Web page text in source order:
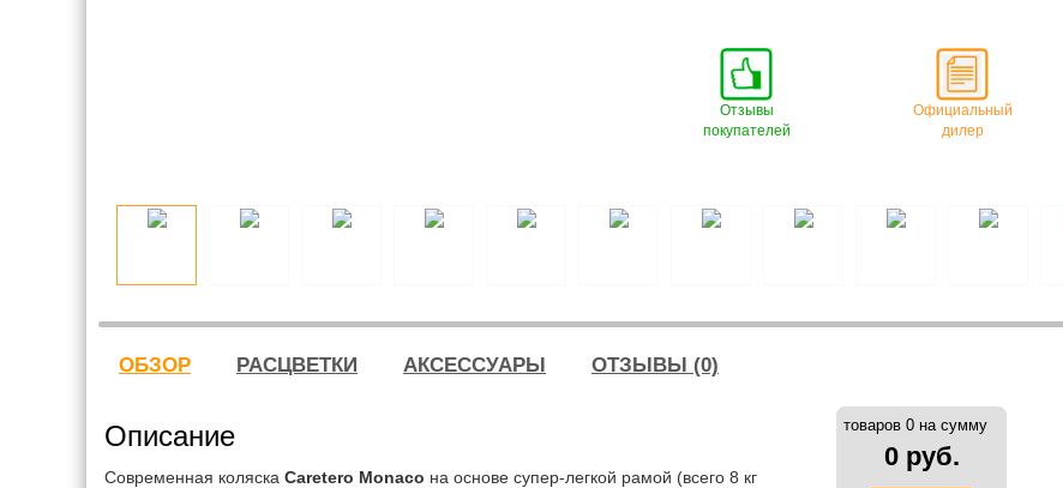
Отзывы
покупателей
Официальный
дилер
ОБЗОР РАСЦВЕТКИ АКСЕССУАРЫ ОТЗЫВЫ (0)
Описание
Современная коляска Caretero Monaco на основе супер-легкой рамой (всего 8 кг
товаров 0 на сумму
0 руб.